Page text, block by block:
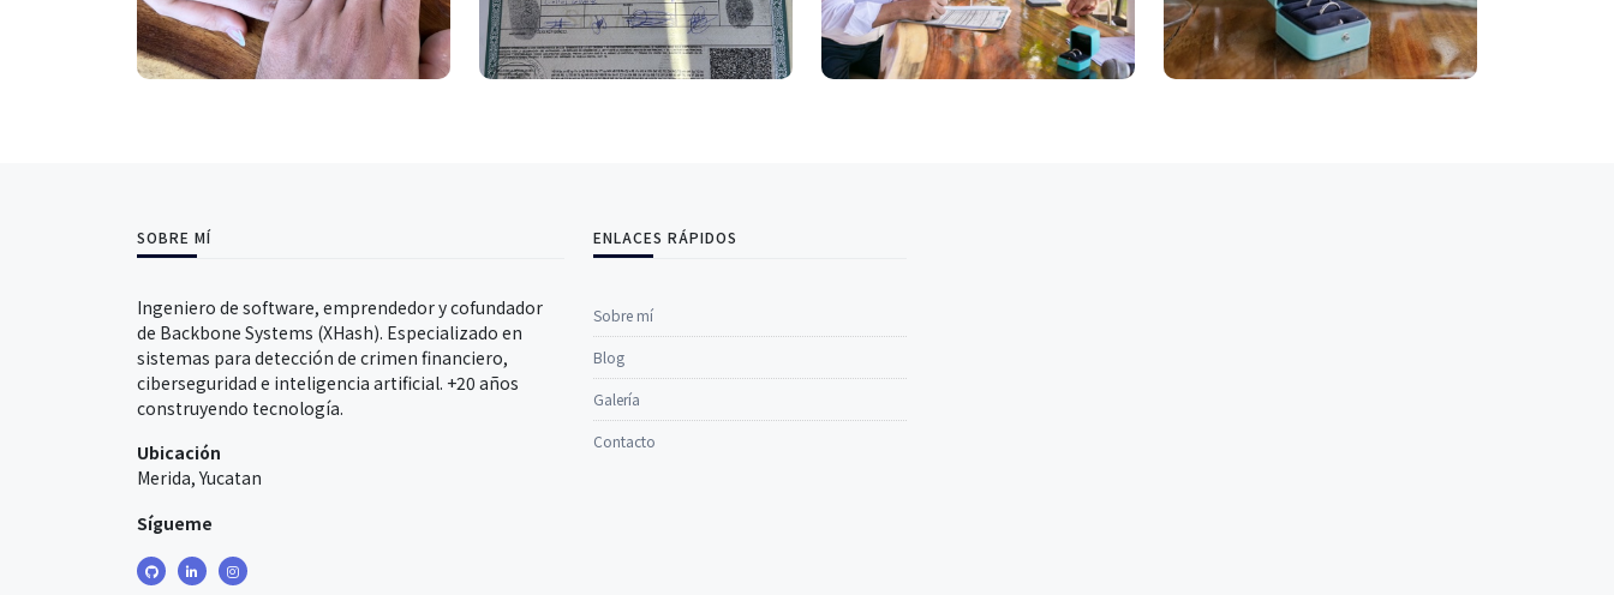
SOBRE MÍ
Ingeniero de software, emprendedor y cofundador
de Backbone Systems (XHash). Especializado en
sistemas para detección de crimen financiero,
ciberseguridad e inteligencia artificial. +20 años
construyendo tecnología.
Ubicación
Merida, Yucatan
Sígueme
ENLACES RÁPIDOS
Sobre mí
Blog
Galería
Contacto